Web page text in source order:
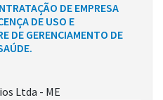
DE EMPRESA
DE USO E
DE GERENCIAMENTO DE
Ltda - ME